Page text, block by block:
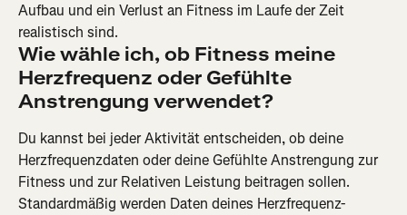
Aufbau und ein Verlust an Fitness im Laufe der Zeit
realistisch sind.
Wie wähle ich, ob Fitness meine
Herzfrequenz oder Gefühlte
Anstrengung verwendet?
Du kannst bei jeder Aktivität entscheiden, ob deine
Herzfrequenzdaten oder deine Gefühlte Anstrengung zur
Fitness und zur Relativen Leistung beitragen sollen.
Standardmäßig werden Daten deines Herzfrequenz-